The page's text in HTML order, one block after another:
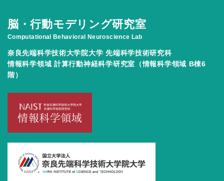
脳・行動モデリング研究室
Computational Behavioral Neuroscience Lab
奈良先端科学技術大学院大学 先端科学技術研究科
情報科学領域 計算行動神経科学研究室（情報科学領域 B棟6
階）